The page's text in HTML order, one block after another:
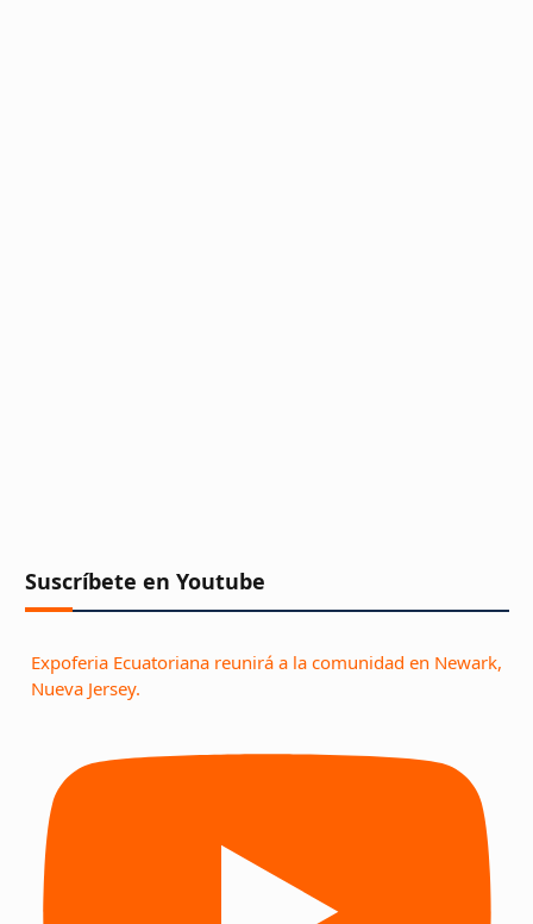
Suscríbete en Youtube
Expoferia Ecuatoriana reunirá a la comunidad en Newark,
Nueva Jersey.